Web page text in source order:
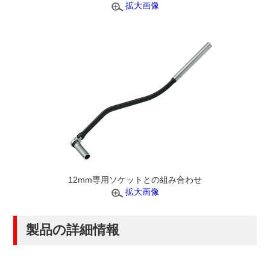
拡大画像
12mm専用ソケットとの組み合わせ
拡大画像
製品の詳細情報